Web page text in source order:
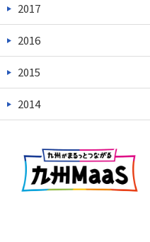
2017
2016
2015
2014